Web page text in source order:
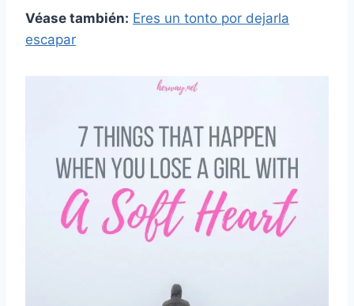
Véase también: Eres un tonto por dejarla
escapar